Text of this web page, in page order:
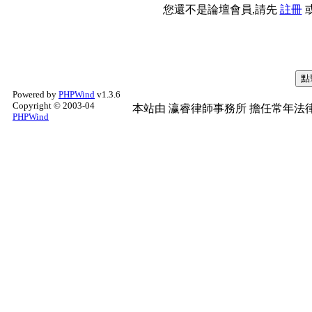
您還不是論壇會員,請先 註冊
Powered by PHPWind v1.3.6
Copyright © 2003-04
PHPWind
本站由 瀛睿律師事務所 擔任常年法